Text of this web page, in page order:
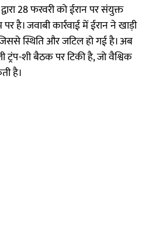
28 फरवरी को ईरान पर संयुक्त
है। जवाबी कार्रवाई में ईरान ने खाड़ी
स्थिति और जटिल हो गई है। अब
ट्रंप-शी बैठक पर टिकी है, जो वैश्विक
है।